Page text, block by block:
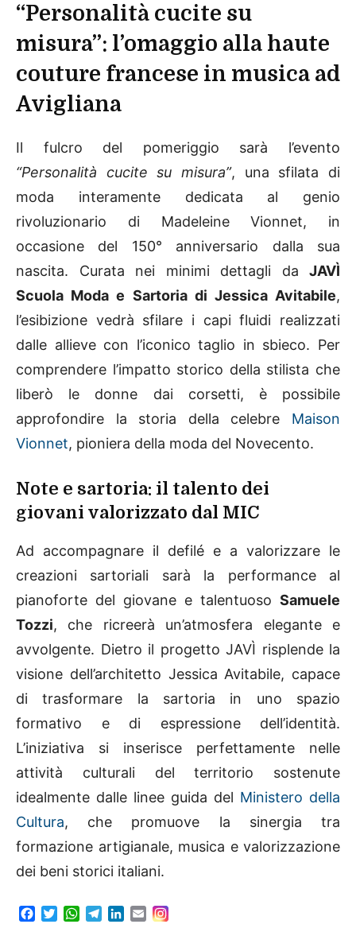
“Personalità cucite su
misura”: l’omaggio alla haute
couture francese in musica ad
Avigliana
Il fulcro del pomeriggio sarà l’evento
“Personalità cucite su misura”, una sfilata di
moda interamente dedicata al genio
rivoluzionario di Madeleine Vionnet, in
occasione del 150° anniversario dalla sua
nascita. Curata nei minimi dettagli da JAVÌ
Scuola Moda e Sartoria di Jessica Avitabile,
l’esibizione vedrà sfilare i capi fluidi realizzati
dalle allieve con l’iconico taglio in sbieco. Per
comprendere l’impatto storico della stilista che
liberò le donne dai corsetti, è possibile
approfondire la storia della celebre Maison
Vionnet, pioniera della moda del Novecento.
Note e sartoria: il talento dei
giovani valorizzato dal MIC
Ad accompagnare il defilé e a valorizzare le
creazioni sartoriali sarà la performance al
pianoforte del giovane e talentuoso Samuele
Tozzi, che ricreerà un’atmosfera elegante e
avvolgente. Dietro il progetto JAVÌ risplende la
visione dell’architetto Jessica Avitabile, capace
di trasformare la sartoria in uno spazio
formativo e di espressione dell’identità.
L’iniziativa si inserisce perfettamente nelle
attività culturali del territorio sostenute
idealmente dalle linee guida del Ministero della
Cultura, che promuove la sinergia tra
formazione artigianale, musica e valorizzazione
dei beni storici italiani.
W
E